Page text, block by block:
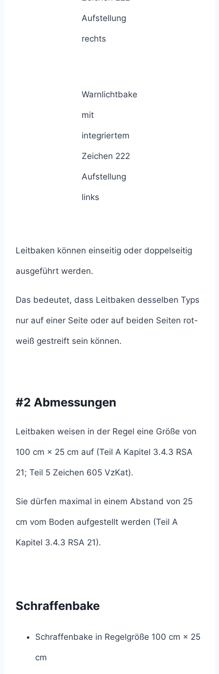
Aufstellung
rechts
Warnlichtbake
mit
integriertem
Zeichen 222
Aufstellung
links
Leitbaken können einseitig oder doppelseitig
ausgeführt werden.
Das bedeutet, dass Leitbaken desselben Typs
nur auf einer Seite oder auf beiden Seiten rot-
weiß gestreift sein können.
#2 Abmessungen
Leitbaken weisen in der Regel eine Größe von
100 cm × 25 cm auf (Teil A Kapitel 3.4.3 RSA
21; Teil 5 Zeichen 605 VzKat).
Sie dürfen maximal in einem Abstand von 25
cm vom Boden aufgestellt werden (Teil A
Kapitel 3.4.3 RSA 21).
Schraffenbake
Schraffenbake in Regelgröße 100 cm × 25
cm